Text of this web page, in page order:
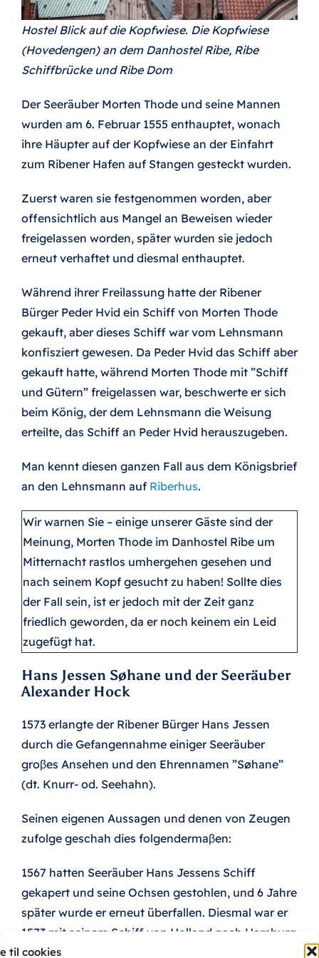
til cookies
Hostel Blick auf die Kopfwiese. Die Kopfwiese
(Hovedengen) an dem Danhostel Ribe, Ribe
Schiffbrücke und Ribe Dom
Der Seeräuber Morten Thode und seine Mannen
wurden am 6. Februar 1555 enthauptet, wonach
ihre Häupter auf der Kopfwiese an der Einfahrt
zum Ribener Hafen auf Stangen gesteckt wurden.
Zuerst waren sie festgenommen worden, aber
offensichtlich aus Mangel an Beweisen wieder
freigelassen worden, später wurden sie jedoch
erneut verhaftet und diesmal enthauptet.
Während ihrer Freilassung hatte der Ribener
Bürger Peder Hvid ein Schiff von Morten Thode
gekauft, aber dieses Schiff war vom Lehnsmann
konfisziert gewesen. Da Peder Hvid das Schiff aber
gekauft hatte, während Morten Thode mit ”Schiff
und Gütern” freigelassen war, beschwerte er sich
beim König, der dem Lehnsmann die Weisung
erteilte, das Schiff an Peder Hvid herauszugeben.
Man kennt diesen ganzen Fall aus dem Königsbrief
an den Lehnsmann auf Riberhus.
Wir warnen Sie – einige unserer Gäste sind der
Meinung, Morten Thode im Danhostel Ribe um
Mitternacht rastlos umhergehen gesehen und
nach seinem Kopf gesucht zu haben! Sollte dies
der Fall sein, ist er jedoch mit der Zeit ganz
friedlich geworden, da er noch keinem ein Leid
zugefügt hat.
Hans Jessen Søhane und der Seeräuber
Alexander Hock
1573 erlangte der Ribener Bürger Hans Jessen
durch die Gefangennahme einiger Seeräuber
groβes Ansehen und den Ehrennamen ”Søhane”
(dt. Knurr- od. Seehahn).
Seinen eigenen Aussagen und denen von Zeugen
zufolge geschah dies folgendermaβen:
1567 hatten Seeräuber Hans Jessens Schiff
gekapert und seine Ochsen gestohlen, und 6 Jahre
später wurde er erneut überfallen. Diesmal war er
1573 mit seinem Schiff von Holland nach Hamburg
unterwegs, als er am 10. August von Seeräubern